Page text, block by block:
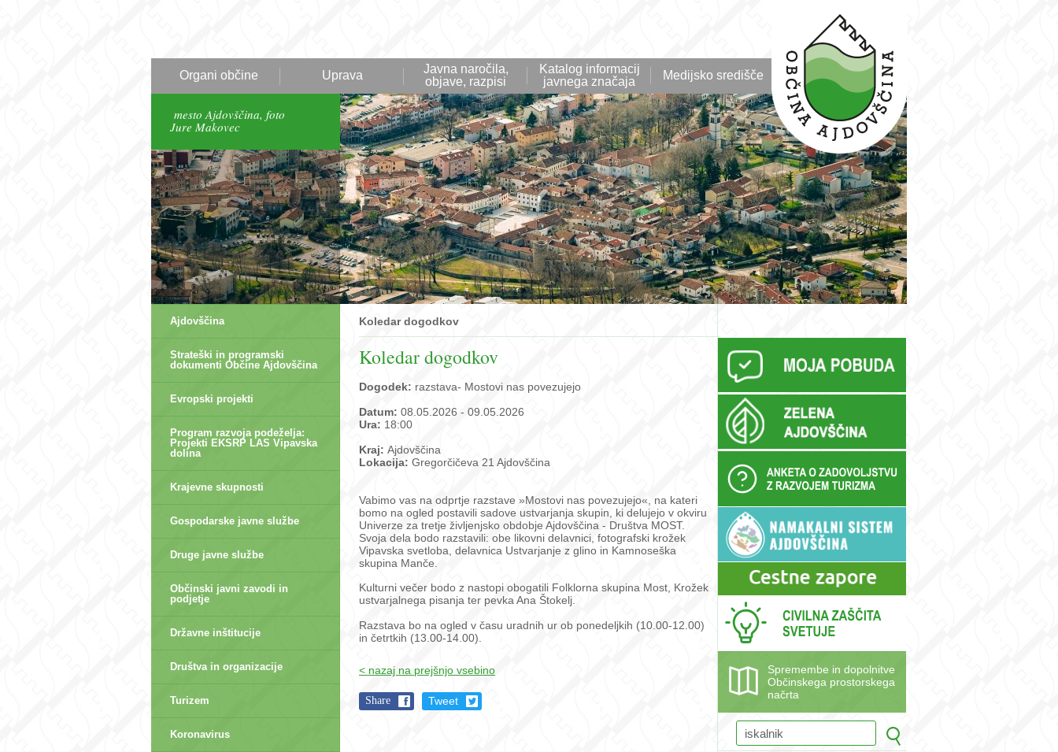
Organi občine Uprava
Javna naročila,
objave, razpisi
Katalog informacij
javnega značaja
Medijsko središče
mesto Ajdovščina, foto
Jure Makovec
Ajdovščina
Strateški in programski
dokumenti Občine Ajdovščina
Evropski projekti
Program razvoja podeželja:
Projekti EKSRP LAS Vipavska
dolina
Krajevne skupnosti
Gospodarske javne službe
Druge javne službe
Občinski javni zavodi in
podjetje
Državne inštitucije
Društva in organizacije
Turizem
Koronavirus
Koledar dogodkov
Koledar dogodkov
Dogodek: razstava- Mostovi nas povezujejo
Datum: 08.05.2026 - 09.05.2026
Ura: 18:00
Kraj: Ajdovščina
Lokacija: Gregorčičeva 21 Ajdovščina
Vabimo vas na odprtje razstave »Mostovi nas povezujejo«, na kateri
bomo na ogled postavili sadove ustvarjanja skupin, ki delujejo v okviru
Univerze za tretje življenjsko obdobje Ajdovščina - Društva MOST.
Svoja dela bodo razstavili: obe likovni delavnici, fotografski krožek
Vipavska svetloba, delavnica Ustvarjanje z glino in Kamnoseška
skupina Manče.
Kulturni večer bodo z nastopi obogatili Folklorna skupina Most, Krožek
ustvarjalnega pisanja ter pevka Ana Štokelj.
Razstava bo na ogled v času uradnih ur ob ponedeljkih (10.00-12.00)
in četrtkih (13.00-14.00).
< nazaj na prejšnjo vsebino
Share Tweet
Spremembe in dopolnitve
Občinskega prostorskega
načrta